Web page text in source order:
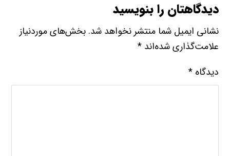
دیدگاهتان را بنویسید
نشانی ایمیل شما منتشر نخواهد شد. بخش‌های موردنیاز
علامت‌گذاری شده‌اند*
دیدگاه*